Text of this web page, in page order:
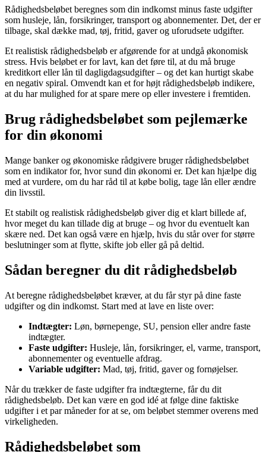
Rådighedsbeløbet beregnes som din indkomst minus faste udgifter
som husleje, lån, forsikringer, transport og abonnementer. Det, der er
tilbage, skal dække mad, tøj, fritid, gaver og uforudsete udgifter.
Et realistisk rådighedsbeløb er afgørende for at undgå økonomisk
stress. Hvis beløbet er for lavt, kan det føre til, at du må bruge
kreditkort eller lån til dagligdagsudgifter – og det kan hurtigt skabe
en negativ spiral. Omvendt kan et for højt rådighedsbeløb indikere,
at du har mulighed for at spare mere op eller investere i fremtiden.
Brug rådighedsbeløbet som pejlemærke
for din økonomi
Mange banker og økonomiske rådgivere bruger rådighedsbeløbet
som en indikator for, hvor sund din økonomi er. Det kan hjælpe dig
med at vurdere, om du har råd til at købe bolig, tage lån eller ændre
din livsstil.
Et stabilt og realistisk rådighedsbeløb giver dig et klart billede af,
hvor meget du kan tillade dig at bruge – og hvor du eventuelt kan
skære ned. Det kan også være en hjælp, hvis du står over for større
beslutninger som at flytte, skifte job eller gå på deltid.
Sådan beregner du dit rådighedsbeløb
At beregne rådighedsbeløbet kræver, at du får styr på dine faste
udgifter og din indkomst. Start med at lave en liste over:
Indtægter: Løn, børnepenge, SU, pension eller andre faste
indtægter.
Faste udgifter: Husleje, lån, forsikringer, el, varme, transport,
abonnementer og eventuelle afdrag.
Variable udgifter: Mad, tøj, fritid, gaver og fornøjelser.
Når du trækker de faste udgifter fra indtægterne, får du dit
rådighedsbeløb. Det kan være en god idé at følge dine faktiske
udgifter i et par måneder for at se, om beløbet stemmer overens med
virkeligheden.
Rådighedsbeløbet som